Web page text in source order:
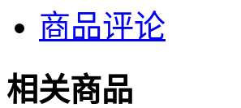
商品评论
相关商品